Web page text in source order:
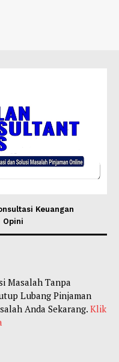
Keuangan
Opini
Masalah Tanpa
Lubang Pinjaman
Anda Sekarang. Klik